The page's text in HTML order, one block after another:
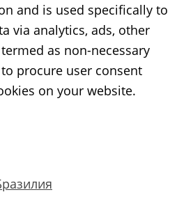
and is used specifically to
via analytics, ads, other
as non-necessary
procure user consent
on your website.